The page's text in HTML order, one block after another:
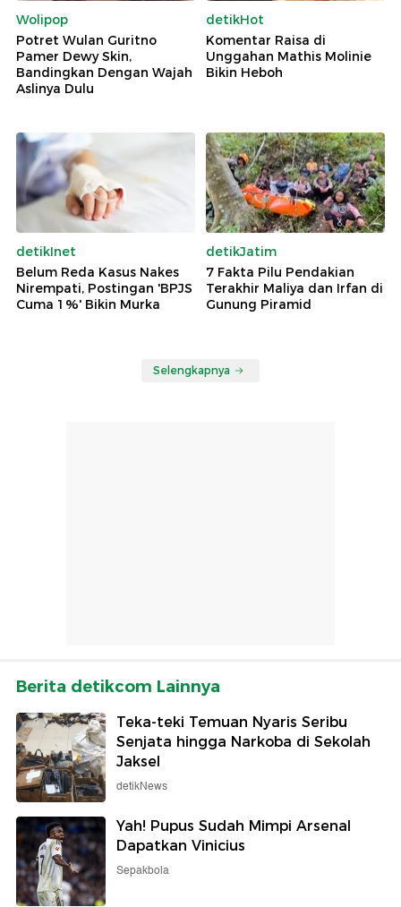
Wolipop
Potret Wulan Guritno
Pamer Dewy Skin,
Bandingkan Dengan Wajah
Aslinya Dulu
detikHot
Komentar Raisa di
Unggahan Mathis Molinie
Bikin Heboh
detikInet
Belum Reda Kasus Nakes
Nirempati, Postingan 'BPJS
Cuma 1%' Bikin Murka
detikJatim
7 Fakta Pilu Pendakian
Terakhir Maliya dan Irfan di
Gunung Piramid
Selengkapnya
Berita detikcom Lainnya
Teka-teki Temuan Nyaris Seribu
Senjata hingga Narkoba di Sekolah
Jaksel
detikNews
Yah! Pupus Sudah Mimpi Arsenal
Dapatkan Vinicius
Sepakbola